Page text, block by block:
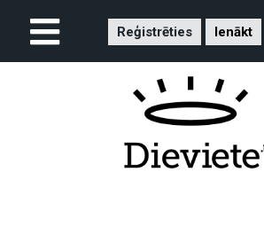
Reģistrēties Ienākt